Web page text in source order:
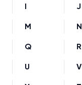
I J
M N
Q R
U V